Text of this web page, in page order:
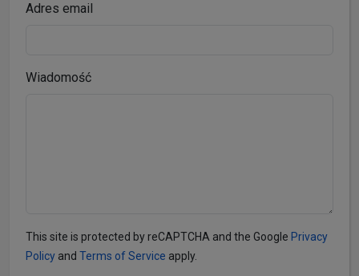
Adres email
Wiadomość
This site is protected by reCAPTCHA and the Google Privacy
Policy and Terms of Service apply.